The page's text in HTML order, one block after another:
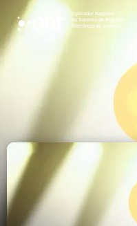
Operador Nacional
do Sistema de Registro
Eletrônico de Imóveis